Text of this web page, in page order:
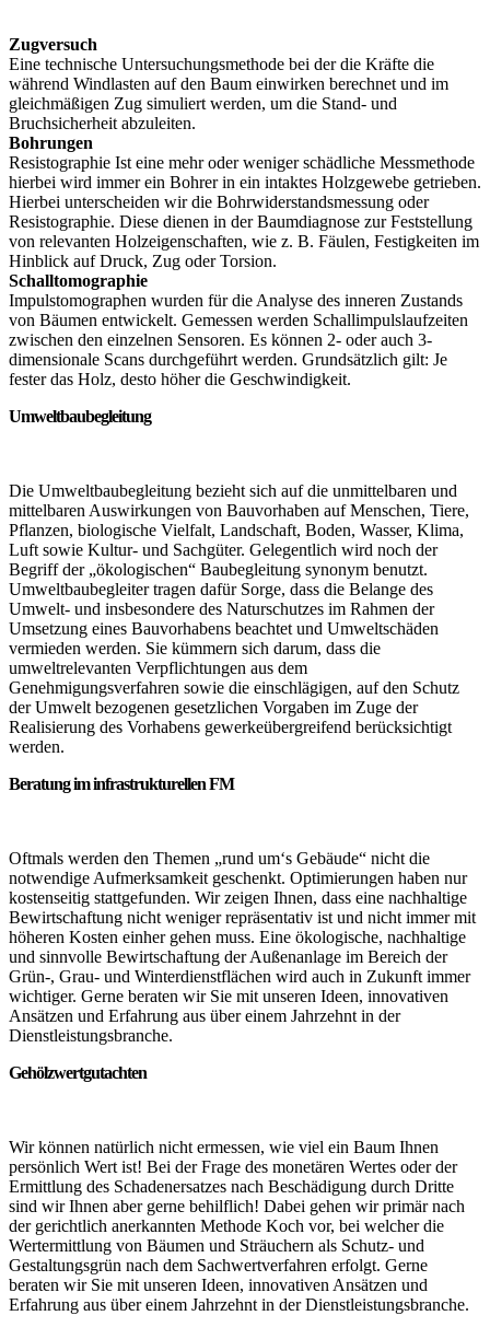
Zugversuch
Eine technische Untersuchungsmethode bei der die Kräfte die
während Windlasten auf den Baum einwirken berechnet und im
gleichmäßigen Zug simuliert werden, um die Stand- und
Bruchsicherheit abzuleiten.
Bohrungen
Resistographie Ist eine mehr oder weniger schädliche Messmethode
hierbei wird immer ein Bohrer in ein intaktes Holzgewebe getrieben.
Hierbei unterscheiden wir die Bohrwiderstandsmessung oder
Resistographie. Diese dienen in der Baumdiagnose zur Feststellung
von relevanten Holzeigenschaften, wie z. B. Fäulen, Festigkeiten im
Hinblick auf Druck, Zug oder Torsion.
Schalltomographie
Impulstomographen wurden für die Analyse des inneren Zustands
von Bäumen entwickelt. Gemessen werden Schallimpulslaufzeiten
zwischen den einzelnen Sensoren. Es können 2- oder auch 3-
dimensionale Scans durchgeführt werden. Grundsätzlich gilt: Je
fester das Holz, desto höher die Geschwindigkeit.
Umweltbaubegleitung
Die Umweltbaubegleitung bezieht sich auf die unmittelbaren und
mittelbaren Auswirkungen von Bauvorhaben auf Menschen, Tiere,
Pflanzen, biologische Vielfalt, Landschaft, Boden, Wasser, Klima,
Luft sowie Kultur- und Sachgüter. Gelegentlich wird noch der
Begriff der „ökologischen“ Baubegleitung synonym benutzt.
Umweltbaubegleiter tragen dafür Sorge, dass die Belange des
Umwelt- und insbesondere des Naturschutzes im Rahmen der
Umsetzung eines Bauvorhabens beachtet und Umweltschäden
vermieden werden. Sie kümmern sich darum, dass die
umweltrelevanten Verpflichtungen aus dem
Genehmigungsverfahren sowie die einschlägigen, auf den Schutz
der Umwelt bezogenen gesetzlichen Vorgaben im Zuge der
Realisierung des Vorhabens gewerkeübergreifend berücksichtigt
werden.
Beratung im infrastrukturellen FM
Oftmals werden den Themen „rund um‘s Gebäude“ nicht die
notwendige Aufmerksamkeit geschenkt. Optimierungen haben nur
kostenseitig stattgefunden. Wir zeigen Ihnen, dass eine nachhaltige
Bewirtschaftung nicht weniger repräsentativ ist und nicht immer mit
höheren Kosten einher gehen muss. Eine ökologische, nachhaltige
und sinnvolle Bewirtschaftung der Außenanlage im Bereich der
Grün-, Grau- und Winterdienstflächen wird auch in Zukunft immer
wichtiger. Gerne beraten wir Sie mit unseren Ideen, innovativen
Ansätzen und Erfahrung aus über einem Jahrzehnt in der
Dienstleistungsbranche.
Gehölzwertgutachten
Wir können natürlich nicht ermessen, wie viel ein Baum Ihnen
persönlich Wert ist! Bei der Frage des monetären Wertes oder der
Ermittlung des Schadenersatzes nach Beschädigung durch Dritte
sind wir Ihnen aber gerne behilflich! Dabei gehen wir primär nach
der gerichtlich anerkannten Methode Koch vor, bei welcher die
Wertermittlung von Bäumen und Sträuchern als Schutz- und
Gestaltungsgrün nach dem Sachwertverfahren erfolgt. Gerne
beraten wir Sie mit unseren Ideen, innovativen Ansätzen und
Erfahrung aus über einem Jahrzehnt in der Dienstleistungsbranche.